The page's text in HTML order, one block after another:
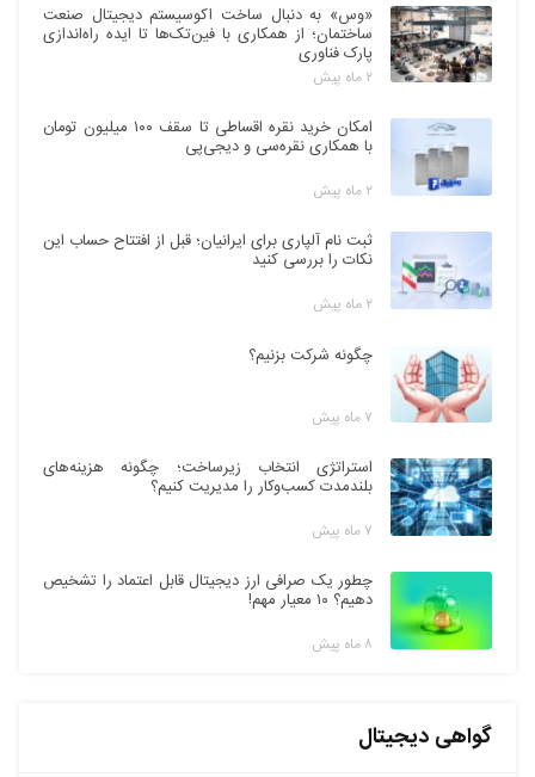
«وس» به دنبال ساخت اکوسیستم دیجیتال صنعت
ساختمان؛ از همکاری با فین‌تک‌ها تا ایده راه‌اندازی
پارک فناوری
۲ ماه پیش
امکان خرید نقره اقساطی تا سقف ۱۰۰ میلیون تومان
با همکاری نقره‌سی و دیجی‌پی
۲ ماه پیش
ثبت نام آلپاری برای ایرانیان؛ قبل از افتتاح حساب این
نکات را بررسی کنید
۲ ماه پیش
چگونه شرکت بزنیم؟
۷ ماه پیش
استراتژی انتخاب زیرساخت؛ چگونه هزینه‌های
بلندمدت کسب‌وکار را مدیریت کنیم؟
۷ ماه پیش
چطور یک صرافی ارز دیجیتال قابل اعتماد را تشخیص
دهیم؟ ۱۰ معیار مهم!
۸ ماه پیش
گواهی دیجیتال